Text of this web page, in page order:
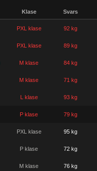
Klase Svars
PXL klase 92 kg
PXL klase 89 kg
M klase 84 kg
M klase 71 kg
L klase 93 kg
P klase 79 kg
PXL klase 95 kg
P klase 72 kg
M klase 76 kg